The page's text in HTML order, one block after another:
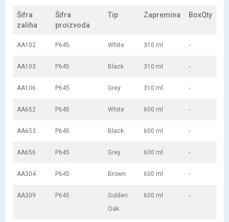
Šifra
zaliha
Šifra
proizvoda
Tip Zapremina BoxQty
AA102 P645 White 310 ml -
AA103 P645 Black 310 ml -
AA106 P645 Grey 310 ml -
AA652 P645 White 600 ml -
AA653 P645 Black 600 ml -
AA656 P645 Grey 600 ml -
AA304 P645 Brown 600 ml -
AA309 P645
Golden
Oak
600 ml -